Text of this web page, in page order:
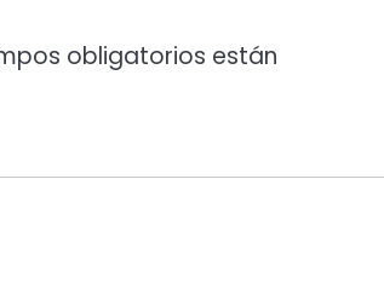
obligatorios están